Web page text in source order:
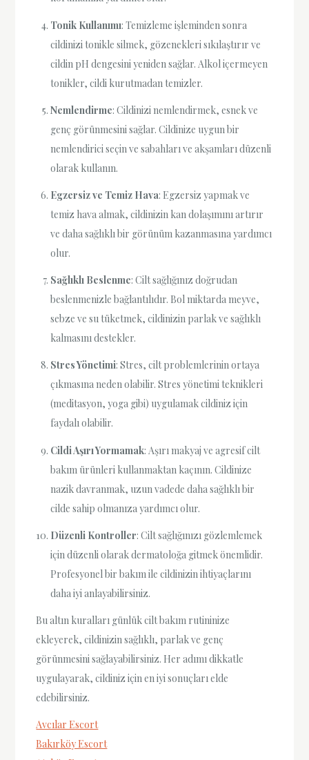
Tonik Kullanımı: Temizleme işleminden sonra
cildinizi tonikle silmek, gözenekleri sıkılaştırır ve
cildin pH dengesini yeniden sağlar. Alkol içermeyen
tonikler, cildi kurutmadan temizler.
Nemlendirme: Cildinizi nemlendirmek, esnek ve
genç görünmesini sağlar. Cildinize uygun bir
nemlendirici seçin ve sabahları ve akşamları düzenli
olarak kullanın.
Egzersiz ve Temiz Hava: Egzersiz yapmak ve
temiz hava almak, cildinizin kan dolaşımını artırır
ve daha sağlıklı bir görünüm kazanmasına yardımcı
olur.
Sağlıklı Beslenme: Cilt sağlığınız doğrudan
beslenmenizle bağlantılıdır. Bol miktarda meyve,
sebze ve su tüketmek, cildinizin parlak ve sağlıklı
kalmasını destekler.
Stres Yönetimi: Stres, cilt problemlerinin ortaya
çıkmasına neden olabilir. Stres yönetimi teknikleri
(meditasyon, yoga gibi) uygulamak cildiniz için
faydalı olabilir.
Cildi Aşırı Yormamak: Aşırı makyaj ve agresif cilt
bakım ürünleri kullanmaktan kaçının. Cildinize
nazik davranmak, uzun vadede daha sağlıklı bir
cilde sahip olmanıza yardımcı olur.
Düzenli Kontroller: Cilt sağlığınızı gözlemlemek
için düzenli olarak dermatoloğa gitmek önemlidir.
Profesyonel bir bakım ile cildinizin ihtiyaçlarını
daha iyi anlayabilirsiniz.
Bu altın kuralları günlük cilt bakım rutininize
ekleyerek, cildinizin sağlıklı, parlak ve genç
görünmesini sağlayabilirsiniz. Her adımı dikkatle
uygulayarak, cildiniz için en iyi sonuçları elde
edebilirsiniz.
Avcılar Escort
Bakırköy Escort